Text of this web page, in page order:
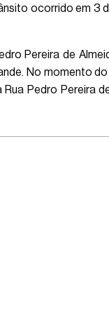
ocorrido em 3
Pereira de
No momento
Pedro Pereira